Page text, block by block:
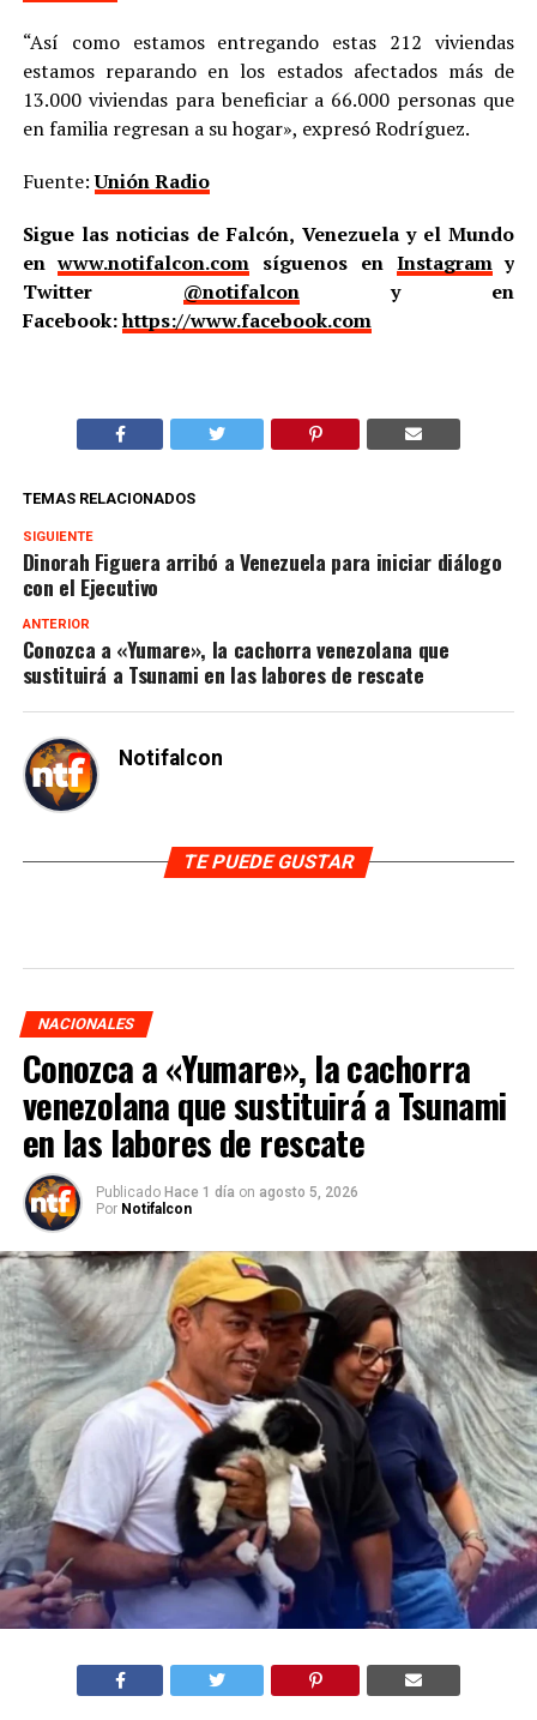
“Así como estamos entregando estas 212 viviendas
estamos reparando en los estados afectados más de
13.000 viviendas para beneficiar a 66.000 personas que
en familia regresan a su hogar», expresó Rodríguez.
Fuente:Unión Radio
Sigue las noticias de Falcón, Venezuela y el Mundo
enwww.notifalcon.com síguenos en Instagramy
Twitter @notifalcony en
Facebook:https://www.facebook.com
TEMAS RELACIONADOS
SIGUIENTE
Dinorah Figuera arribó a Venezuela para iniciar diálogo
con el Ejecutivo
ANTERIOR
Conozca a «Yumare», la cachorra venezolana que
sustituirá a Tsunami en las labores de rescate
Notifalcon
TE PUEDE GUSTAR
NACIONALES
Conozca a «Yumare», la cachorra
venezolana que sustituirá a Tsunami
en las labores de rescate
Publicado Hace 1 día on agosto 5, 2026
Por Notifalcon